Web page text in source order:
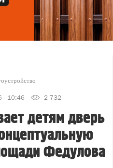
- 10:46 2 732
детям дверь
Федулова